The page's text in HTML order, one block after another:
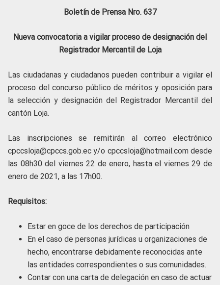
Boletín de Prensa Nro. 637
Nueva convocatoria a vigilar proceso de designación del
Registrador Mercantil de Loja
Las ciudadanas y ciudadanos pueden contribuir a vigilar el
proceso del concurso público de méritos y oposición para
la selección y designación del Registrador Mercantil del
cantón Loja.
Las inscripciones se remitirán al correo electrónico
cpccsloja@cpccs.gob.ec y/o cpccsloja@hotmail.com desde
las 08h30 del viernes 22 de enero, hasta el viernes 29 de
enero de 2021, a las 17h00.
Requisitos:
Estar en goce de los derechos de participación
En el caso de personas jurídicas u organizaciones de
hecho, encontrarse debidamente reconocidas ante
las entidades correspondientes o sus comunidades.
Contar con una carta de delegación en caso de actuar